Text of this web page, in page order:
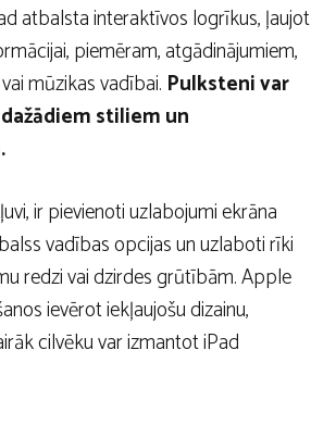
atbalsta interaktīvos logrīkus, ļaujot
piemēram, atgādinājumiem,
mūzikas vadībai. Pulksteni var
stiliem un
ir pievienoti uzlabojumi ekrāna
vadības opcijas un uzlaboti rīki
redzi vai dzirdes grūtībām. Apple
ievērot iekļaujošu dizainu,
cilvēku var izmantot iPad